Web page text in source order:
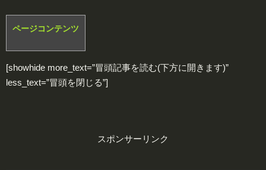
ページコンテンツ
[showhide more_text=”冒頭記事を読む(下方に開きます)”
less_text=”冒頭を閉じる”]
スポンサーリンク